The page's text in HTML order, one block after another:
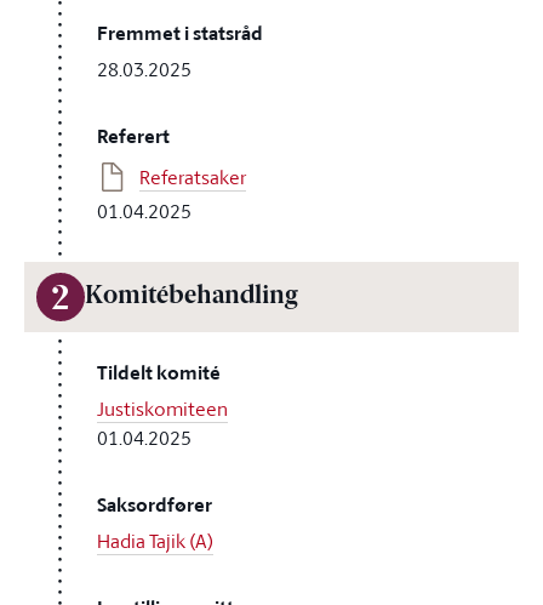
Fremmet i statsråd
28.03.2025
Referert
Referatsaker
01.04.2025
2 Komitébehandling
Tildelt komité
Justiskomiteen
01.04.2025
Saksordfører
Hadia Tajik (A)